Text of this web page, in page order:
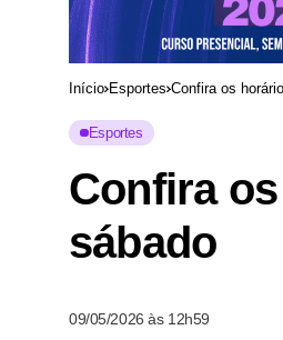
Início Esportes Confira os
Esportes
Confira
sábado
09/05/2026 às 12h59